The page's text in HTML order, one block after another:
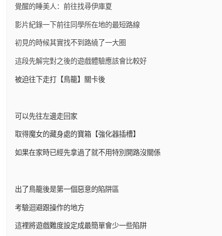
覺醒的睡美人：前往找尋伊庫夏
影片紀錄一下前往同學所在地的最短路線
初見的時候其實找不到路繞了一大圈
這段先解完對之後的遊戲體驗應該會比較好
被迫往下走打【鳥籠】關卡後
可以先往左邊走回家
取得魔女的藏身處的寶箱【強化器插槽】
如果在家時已經先拿過了就不用特別開路沒關係
出了鳥籠後是第一個惡意的陷阱區
考驗迴避跟操作的地方
這裡將遊戲難度設定成最簡單會少一些陷阱